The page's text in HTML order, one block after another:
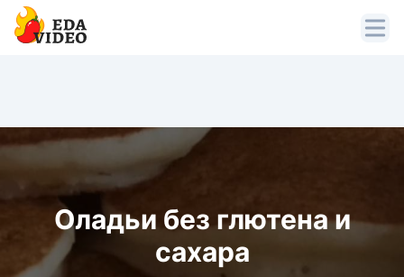
Оладьи без глютена и
сахара